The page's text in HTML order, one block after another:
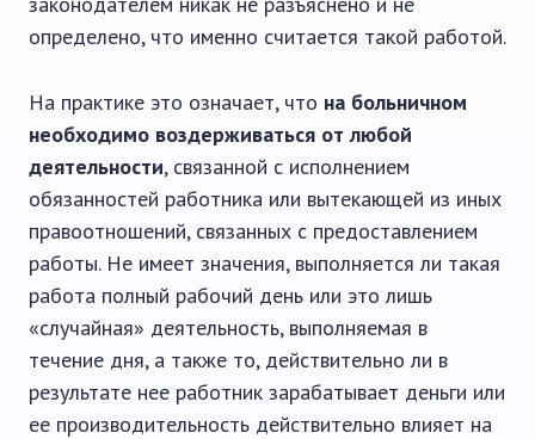
определено, что именно считается такой работой.
На практике это означает, что на больничном
необходимо воздерживаться от любой
деятельности, связанной с исполнением
обязанностей работника или вытекающей из иных
правоотношений, связанных с предоставлением
работы. Не имеет значения, выполняется ли такая
работа полный рабочий день или это лишь
«случайная» деятельность, выполняемая в
течение дня, а также то, действительно ли в
результате нее работник зарабатывает деньги или
ее производительность действительно влияет на